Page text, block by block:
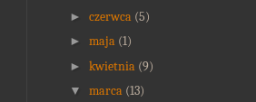
► czerwca (5)
► maja (1)
► kwietnia (9)
▼ marca (13)